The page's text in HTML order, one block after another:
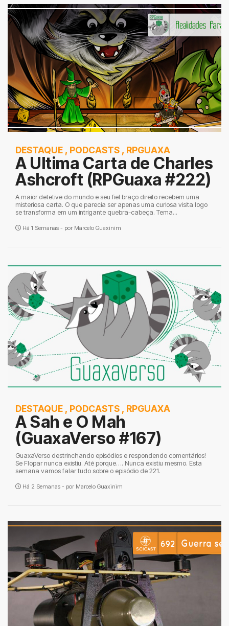
DESTAQUE , PODCASTS , RPGUAXA
A Ultima Carta de Charles
Ashcroft (RPGuaxa #222)
A maior detetive do mundo e seu fiel braço direito recebem uma
misteriosa carta. O que parecia ser apenas uma curiosa visita logo
se transforma em um intrigante quebra-cabeça. Tema...
Há 1 Semanas - por Marcelo Guaxinim
DESTAQUE , PODCASTS , RPGUAXA
A Sah e O Mah
(GuaxaVerso #167)
GuaxaVerso destrinchando episódios e respondendo comentários!
Se Flopar nunca existiu. Até porque…. Nunca existiu mesmo. Esta
semana vamos falar tudo sobre o episódio de 221.
Há 2 Semanas - por Marcelo Guaxinim